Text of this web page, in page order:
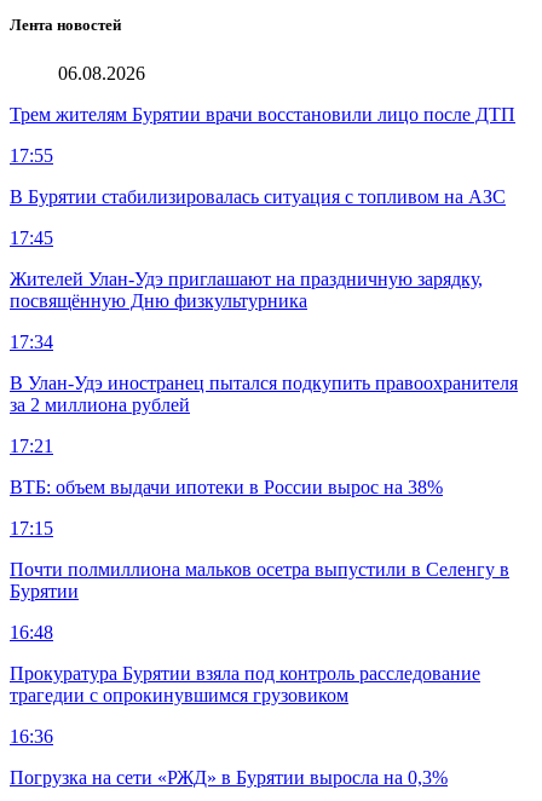
Лента новостей
06.08.2026
Трем жителям Бурятии врачи восстановили лицо после ДТП
17:55
В Бурятии стабилизировалась ситуация с топливом на АЗС
17:45
Жителей Улан-Удэ приглашают на праздничную зарядку,
посвящённую Дню физкультурника
17:34
В Улан-Удэ иностранец пытался подкупить правоохранителя
за 2 миллиона рублей
17:21
ВТБ: объем выдачи ипотеки в России вырос на 38%
17:15
Почти полмиллиона мальков осетра выпустили в Селенгу в
Бурятии
16:48
Прокуратура Бурятии взяла под контроль расследование
трагедии с опрокинувшимся грузовиком
16:36
Погрузка на сети «РЖД» в Бурятии выросла на 0,3%